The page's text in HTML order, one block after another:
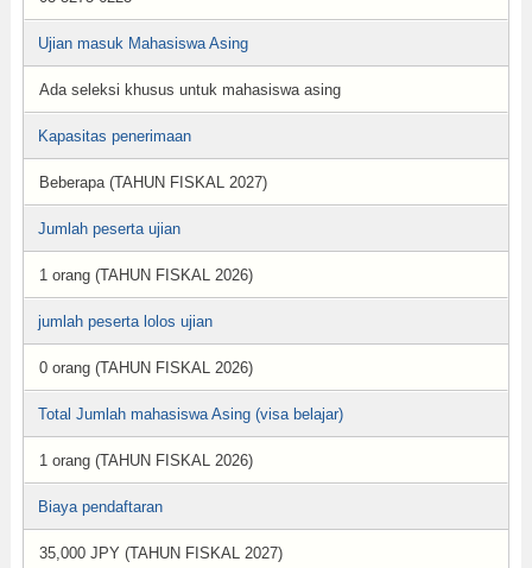
Ujian masuk Mahasiswa Asing
Ada seleksi khusus untuk mahasiswa asing
Kapasitas penerimaan
Beberapa (TAHUN FISKAL 2027)
Jumlah peserta ujian
1 orang (TAHUN FISKAL 2026)
jumlah peserta lolos ujian
0 orang (TAHUN FISKAL 2026)
Total Jumlah mahasiswa Asing (visa belajar)
1 orang (TAHUN FISKAL 2026)
Biaya pendaftaran
35,000 JPY (TAHUN FISKAL 2027)